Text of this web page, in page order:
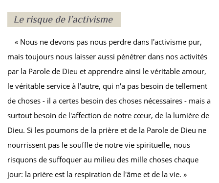
Le risque de l’activisme
« Nous ne devons pas nous perdre dans l'activisme pur,
mais toujours nous laisser aussi pénétrer dans nos activités
par la Parole de Dieu et apprendre ainsi le véritable amour,
le véritable service à l'autre, qui n'a pas besoin de tellement
de choses - il a certes besoin des choses nécessaires - mais a
surtout besoin de l'affection de notre cœur, de la lumière de
Dieu. Si les poumons de la prière et de la Parole de Dieu ne
nourrissent pas le souffle de notre vie spirituelle, nous
risquons de suffoquer au milieu des mille choses chaque
jour: la prière est la respiration de l'âme et de la vie. »